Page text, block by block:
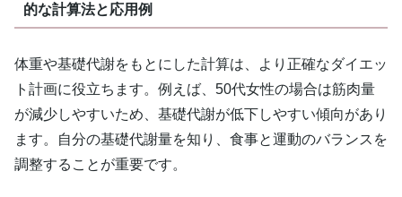
的な計算法と応用例
体重や基礎代謝をもとにした計算は、より正確なダイエッ
ト計画に役立ちます。例えば、50代女性の場合は筋肉量
が減少しやすいため、基礎代謝が低下しやすい傾向があり
ます。自分の基礎代謝量を知り、食事と運動のバランスを
調整することが重要です。